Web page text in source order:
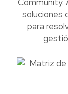
Community.
soluciones
para